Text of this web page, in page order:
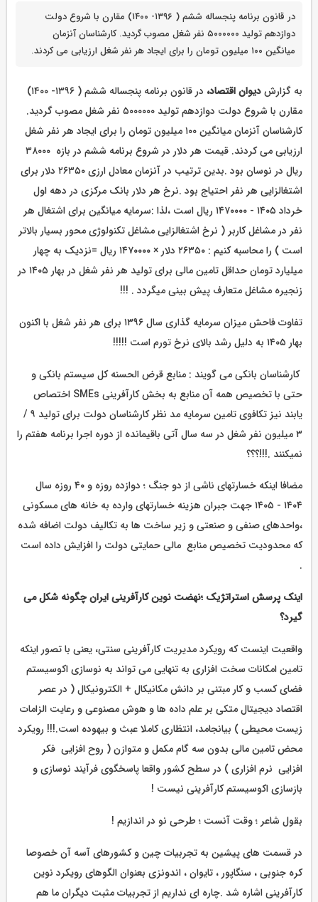
در قانون برنامه پنجساله ششم ( ۱۳۹۶- ۱۴۰۰) مقارن با شروع دولت
دوازدهم تولید ۵۰۰۰۰۰۰ نفر شغل مصوب گردید. کارشناسان آنزمان
میانگین ۱۰۰ میلیون تومان را برای ایجاد هر نفر شغل ارزیابی می کردند.
به گزارشدیوان اقتصاد،
در قانون برنامه پنجساله ششم ( ۱۳۹۶- ۱۴۰۰)
مقارن با شروع دولت دوازدهم تولید ۵۰۰۰۰۰۰ نفر شغل مصوب گردید.
کارشناسان آنزمان میانگین ۱۰۰ میلیون تومان را برای ایجاد هر نفر شغل
ارزیابی می کردند. قیمت هر دلار در شروع برنامه ششم در بازه ۳۸۰۰۰
ریال در نوسان بود .بدین ترتیب در آنزمان معادل ارزی ۲۶۳۵۰ دلار برای
اشتغالزایی هر نفر احتیاج بود .نرخ هر دلار بانک مرکزی در دهه اول
خرداد ۱۴۰۵ - ۱۴۷۰۰۰۰ ریال است ،لذا :سرمایه میانگین برای اشتغال هر
نفر در مشاغل کاربر ( نرخ اشتغالزایی مشاغل تکنولوژی محور بسیار بالاتر
است ) را محاسبه کنیم : ۲۶۳۵۰ دلار × ۱۴۷۰۰۰۰ ریال =نزدیک به چهار
میلیارد تومان حداقل تامین مالی برای تولید هر نفر شغل در بهار ۱۴۰۵ در
زنجیره مشاغل متعارف پیش بینی میگردد . !!!
تفاوت فاحش میزان سرمایه گذاری سال ۱۳۹۶ برای هر نفر شغل با اکنون
بهار ۱۴۰۵ به دلیل رشد بالای نرخ تورم است !!!!!
کارشناسان بانکی می گویند : منابع قرض الحسنه کل سیستم بانکی و
حتی با تخصیص همه آن منابع به بخش کارآفرینی SMEs اختصاص
یابند نیز تکافوی تامین سرمایه مد نظر کارشناسان دولت برای تولید ۹ /
۳ میلیون نفر شغل در سه سال آتی باقیمانده از دوره اجرا برنامه هفتم را
نمیکنند .!!!؟؟؟
مضافا اینکه خسارتهای ناشی از دو جنگ ؛ دوازده روزه و ۴۰ روزه سال
۱۴۰۴ - ۱۴۰۵ جهت جبران هزینه خسارتهای وارده به خانه های مسکونی
،واحدهای صنفی و صنعتی و زیر ساخت ها به تکالیف دولت اضافه شده
که محدودیت تخصیص منابع مالی حمایتی دولت را افزایش داده است
.
اینک پرسش استراتژیک ؛نهضت نوین کارآفرینی ایران چگونه شکل می
گیرد؟
واقعیت اینست که رویکرد مدیریت کارآفرینی سنتی، یعنی با تصور اینکه
تامین امکانات سخت افزاری به تنهایی می تواند به نوسازی اکوسیستم
فضای کسب و کار مبتنی بر دانش مکانیکال + الکترونیکال ( در عصر
اقتصاد دیجیتال متکی بر علم داده ها و هوش مصنوعی و رعایت الزامات
زیست محیطی ) بیانجامد، انتظاری کاملا عبث و بیهوده است.!!! رویکرد
محض تامین مالی بدون سه گام مکمل و متوازن ( روح افزایی فکر
افزایی نرم افزاری ) در سطح کشور واقعا پاسخگوی فرآیند نوسازی و
بازسازی اکوسیستم کارآفرینی نیست !
بقول شاعر ؛ وقت آنست ؛ طرحی نو در اندازیم !
در قسمت های پیشین به تجربیات چین و کشورهای آسه آن خصوصا
کره جنوبی ، سنگاپور ، تایوان ، اندونزی بعنوان الگوهای رویکرد نوین
کارآفرینی اشاره شد .چاره ای نداریم از تجربیات مثبت دیگران ما هم